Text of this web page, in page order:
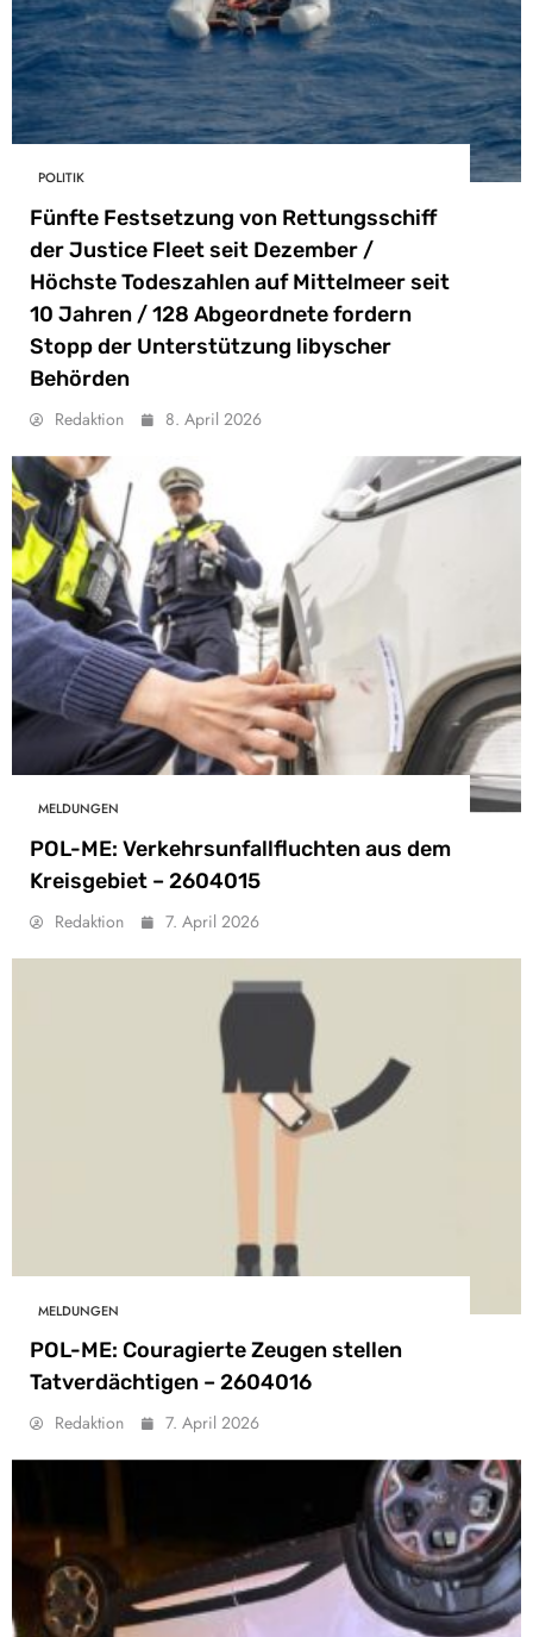
POLITIK
Fünfte Festsetzung von Rettungsschiff
der Justice Fleet seit Dezember /
Höchste Todeszahlen auf Mittelmeer seit
10 Jahren / 128 Abgeordnete fordern
Stopp der Unterstützung libyscher
Behörden
Redaktion 8. April 2026
MELDUNGEN
POL-ME: Verkehrsunfallfluchten aus dem
Kreisgebiet – 2604015
Redaktion 7. April 2026
MELDUNGEN
POL-ME: Couragierte Zeugen stellen
Tatverdächtigen – 2604016
Redaktion 7. April 2026